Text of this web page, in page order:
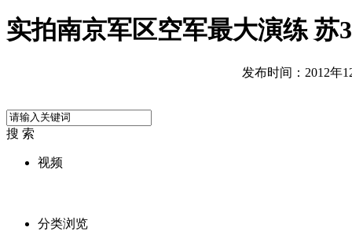
实拍南京军区空军最大演练 苏
发布时间：2012年
搜 索
视频
分类浏览